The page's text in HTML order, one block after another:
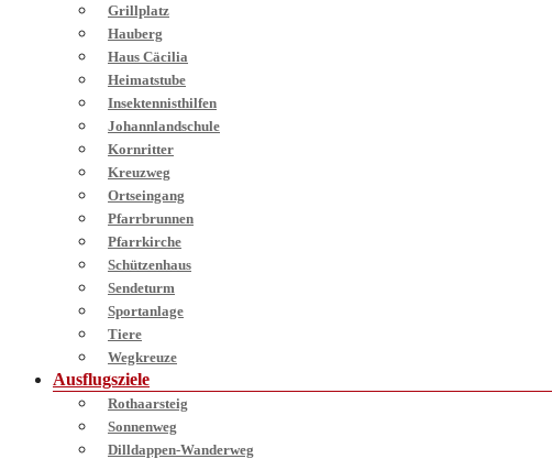
Grillplatz
Hauberg
Haus Cäcilia
Heimatstube
Insektennisthilfen
Johannlandschule
Kornritter
Kreuzweg
Ortseingang
Pfarrbrunnen
Pfarrkirche
Schützenhaus
Sendeturm
Sportanlage
Tiere
Wegkreuze
Ausflugsziele
Rothaarsteig
Sonnenweg
Dilldappen-Wanderweg